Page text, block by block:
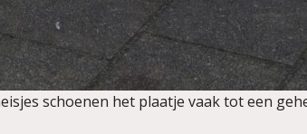
schoenen het plaatje vaak tot een